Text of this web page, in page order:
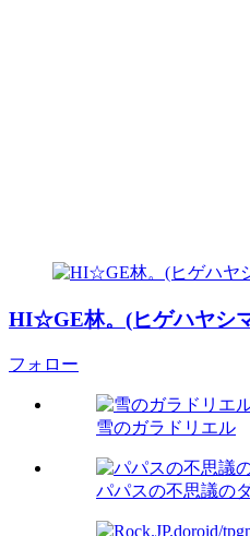
HI☆GE林。(ヒゲハヤシ
フォロー
雪のガラドリエル
パパスの不思議の